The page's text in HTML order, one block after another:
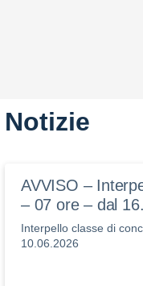
Notizie
AVVISO –
– 07 ore – dal
Interpello classe di
10.06.2026